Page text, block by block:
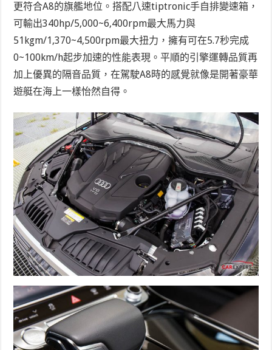
更符合A8的旗艦地位。搭配八速tiptronic手自排變速箱，
可輸出340hp/5,000~6,400rpm最大馬力與
51kgm/1,370~4,500rpm最大扭力，擁有可在5.7秒完成
0~100km/h起步加速的性能表現。平順的引擎運轉品質再
加上優異的隔音品質，在駕駛A8時的感覺就像是開著豪華
遊艇在海上一樣怡然自得。